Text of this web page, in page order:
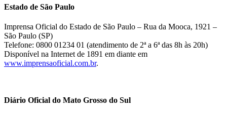
Estado de São Paulo
Imprensa Oficial do Estado de São Paulo – Rua da Mooca, 1921 –
São Paulo (SP)
Telefone: 0800 01234 01 (atendimento de 2ª a 6ª das 8h às 20h)
Disponível na Internet de 1891 em diante em
www.imprensaoficial.com.br.
Diário Oficial do Mato Grosso do Sul